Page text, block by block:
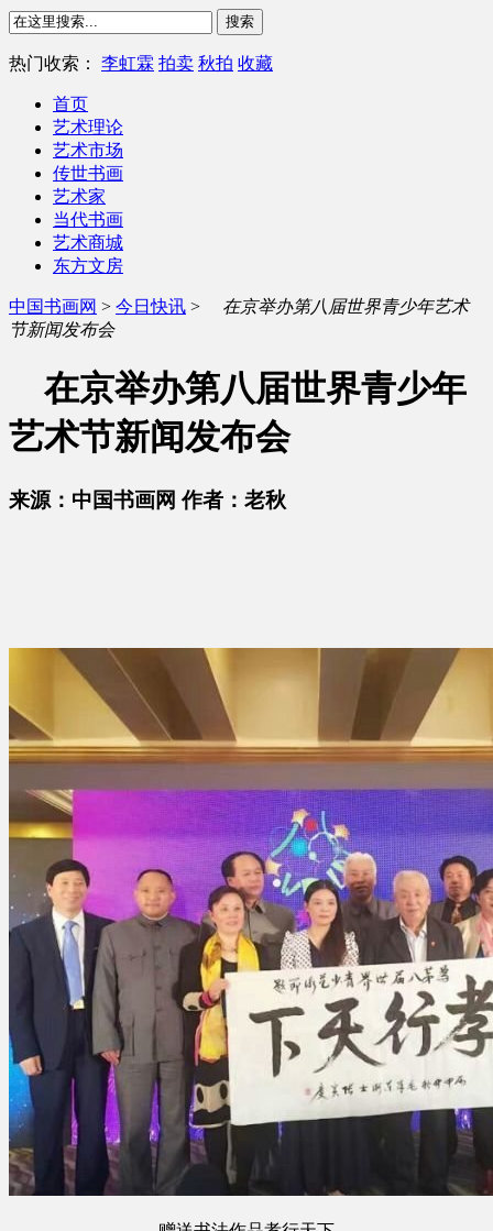
热门收索： 李虹霖 拍卖 秋拍 收藏
首页
艺术理论
艺术市场
传世书画
艺术家
当代书画
艺术商城
东方文房
中国书画网 > 今日快讯 >
在京举办第八届世界青少年艺术
节新闻发布会
在京举办第八届世界青少年
艺术节新闻发布会
来源：中国书画网 作者：老秋